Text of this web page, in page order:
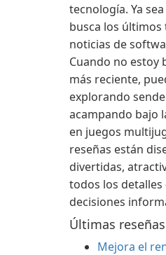
tecnología. Ya
busca los
noticias de
Cuando no estoy
más reciente,
explorando
acampando bajo
en juegos
reseñas están
divertidas,
todos los
decisiones
Últimas
Mejora el